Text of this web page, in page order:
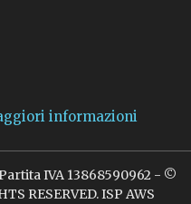
informazioni
IVA 13868590962 - ©
RESERVED. ISP AWS